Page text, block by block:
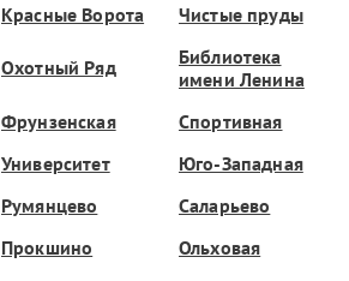
Красные Ворота Чистые пруды
Охотный Ряд
Библиотека
имени Ленина
Фрунзенская
Спортивная
Университет
Юго-Западная
Румянцево
Саларьево
Прокшино
Ольховая